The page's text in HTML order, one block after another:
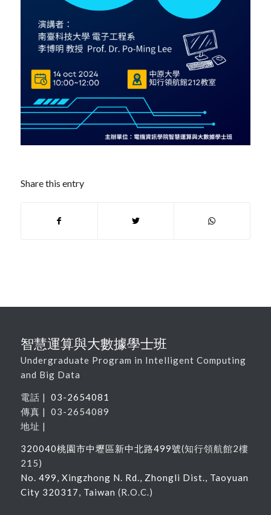
Share this entry
智慧運算與大數據學士班
Undergraduate Program in Intelligent Computing
and Big Data
電話 | 03-2654081
傳真 | 03-2654089
地址 |
320040桃園市中壢區新中北路499號(知行領航館2樓
215)
No. 499, Xingzhong N. Rd., Zhongli Dist., Taoyuan
City 320317, Taiwan (R.O.C.)